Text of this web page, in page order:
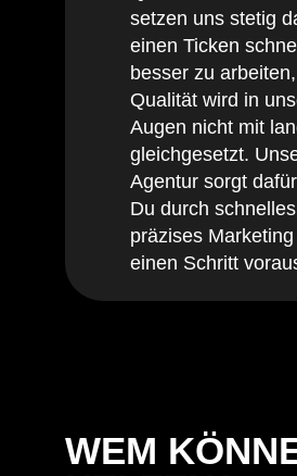
setzen uns stetig
einen Ticken
besser zu
Qualität wird in
Augen nicht mit
gleichgesetzt.
Agentur sorgt
Du durch
präzises
einen Schritt
WEM